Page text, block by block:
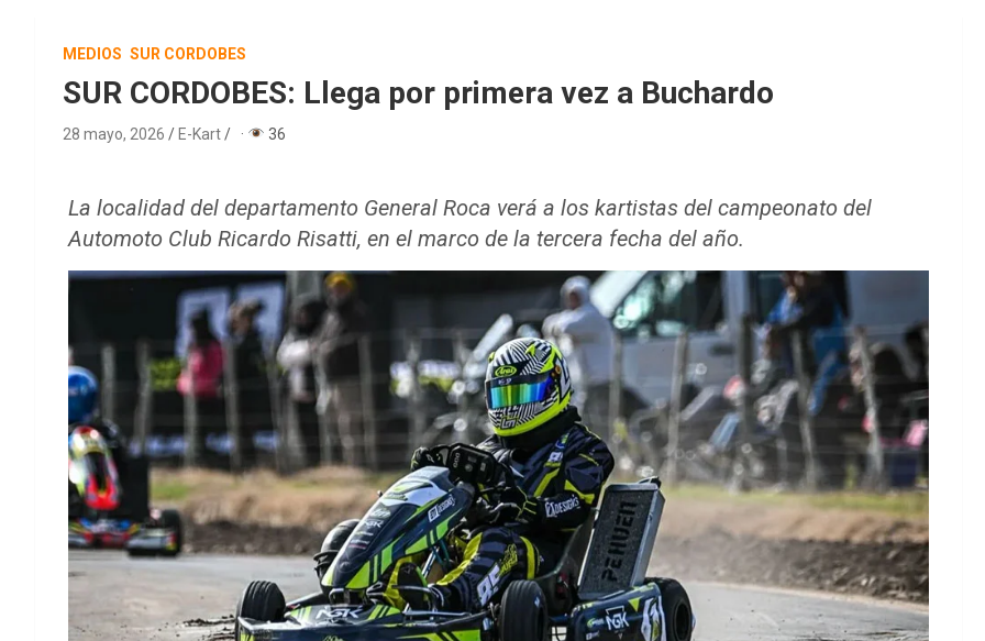
MEDIOS SUR CORDOBES
SUR CORDOBES: Llega por primera vez a Buchardo
28 mayo, 2026 E-Kart · 36
La localidad del departamento General Roca verá a los kartistas del campeonato del
Automoto Club Ricardo Risatti, en el marco de la tercera fecha del año.